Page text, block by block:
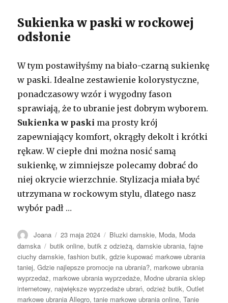
Sukienka w paski w rockowej
odsłonie
W tym postawiłyśmy na biało-czarną sukienkę
w paski. Idealne zestawienie kolorystyczne,
ponadczasowy wzór i wygodny fason
sprawiają, że to ubranie jest dobrym wyborem.
Sukienka w paski ma prosty krój
zapewniający komfort, okrągły dekolt i krótki
rękaw. W ciepłe dni można nosić samą
sukienkę, w zimniejsze polecamy dobrać do
niej okrycie wierzchnie. Stylizacja miała być
utrzymana w rockowym stylu, dlatego nasz
wybór padł …
Autor
Joana Opublikowano
23 maja 2024 Kategorie
Bluzki damskie, Moda, Moda
damska
Tagi
butik online,butik z odzieżą,damskie ubrania,fajne
ciuchy damskie,fashion butik,gdzie kupować markowe ubrania
taniej,Gdzie najlepsze promocje na ubrania?, markowe ubrania
wyprzedaż, markowe ubrania wyprzedaże, Modne ubrania sklep
internetowy, największe wyprzedaże ubrań,odzież butik,Outlet
markowe ubrania Allegro,tanie markowe ubrania online,Tanie